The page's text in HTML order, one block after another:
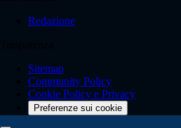
Redazione
Sitemap
Community Policy
Cookie Policy e Privacy
Preferenze sui cookie